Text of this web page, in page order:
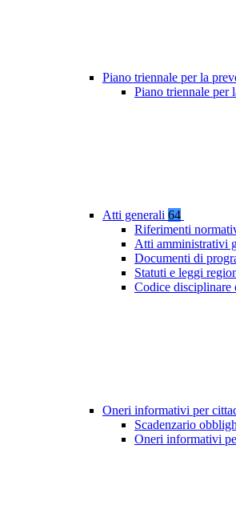
Piano triennale per la
Piano triennale per
Atti generali 64
Riferimenti
Atti amministrativi
Documenti di
Statuti e leggi
Codice disciplinare
Oneri informativi per
Scadenzario
Oneri informativi